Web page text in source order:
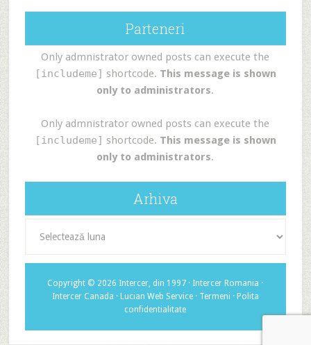
Parteneri
Only admnistrator owned posts can execute the
[includeme] shortcode. This message is shown
only to administrators.
Only admnistrator owned posts can execute the
[includeme] shortcode. This message is shown
only to administrators.
Arhiva
Copyright © 2026 Intercer, din 1997 · Intercer Romania ·
Intercer Canada · Lucian Web Service· Termeni · Polita
confidentialitate